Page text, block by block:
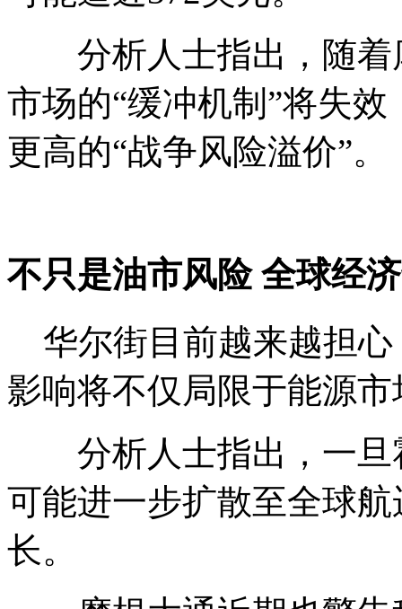
分析人士指出，随着
市场的“缓冲机制”将失
更高的“战争风险溢价”。
不只是油市风险 全球经
华尔街目前越来越担心
影响将不仅局限于能源市
分析人士指出，一旦
可能进一步扩散至全球
长。